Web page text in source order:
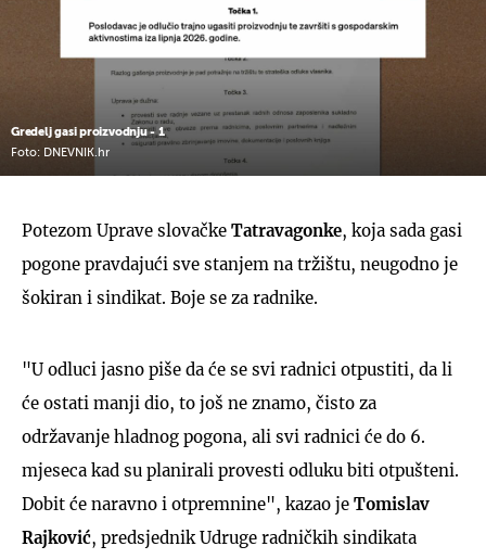
Gredelj gasi proizvodnju - 1
Foto: DNEVNIK.hr
Potezom Uprave slovačke Tatravagonke, koja sada gasi
pogone pravdajući sve stanjem na tržištu, neugodno je
šokiran i sindikat. Boje se za radnike.
"U odluci jasno piše da će se svi radnici otpustiti, da li
će ostati manji dio, to još ne znamo, čisto za
održavanje hladnog pogona, ali svi radnici će do 6.
mjeseca kad su planirali provesti odluku biti otpušteni.
Dobit će naravno i otpremnine", kazao je Tomislav
Rajković, predsjednik Udruge radničkih sindikata